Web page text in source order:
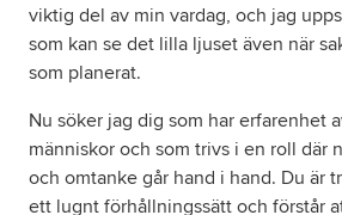
viktig del av min vardag, och jag
som kan se det lilla ljuset även när
som planerat.
Nu söker jag dig som har erfarenhet
människor och som trivs i en roll där
och omtanke går hand i hand. Du är
ett lugnt förhållningssätt och förstår